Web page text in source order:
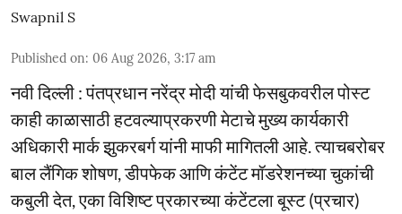
Swapnil S
Published on: 06 Aug 2026, 3:17 am
नवी दिल्ली : पंतप्रधान नरेंद्र मोदी यांची फेसबुकवरील पोस्ट
काही काळासाठी हटवल्याप्रकरणी मेटाचे मुख्य कार्यकारी
अधिकारी मार्क झुकरबर्ग यांनी माफी मागितली आहे. त्याचबरोबर
बाल लैंगिक शोषण, डीपफेक आणि कंटेंट मॉडरेशनच्या चुकांची
कबुली देत, एका विशिष्ट प्रकारच्या कंटेंटला बूस्ट (प्रचार)